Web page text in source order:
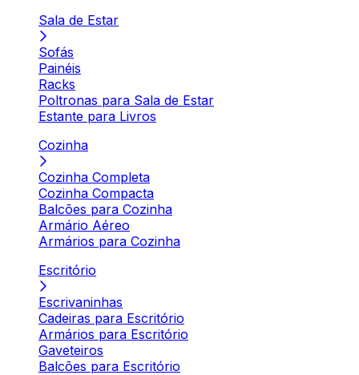
Sala de Estar
Sofás
Painéis
Racks
Poltronas para Sala de Estar
Estante para Livros
Cozinha
Cozinha Completa
Cozinha Compacta
Balcões para Cozinha
Armário Aéreo
Armários para Cozinha
Escritório
Escrivaninhas
Cadeiras para Escritório
Armários para Escritório
Gaveteiros
Balcões para Escritório